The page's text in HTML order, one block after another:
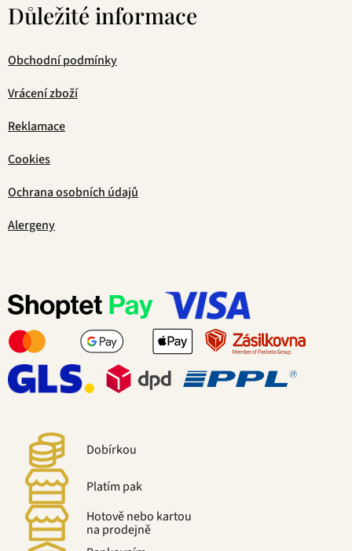
Důležité informace
Obchodní podmínky
Vrácení zboží
Reklamace
Cookies
Ochrana osobních údajů
Alergeny
Dobírkou
Platím pak
Hotově nebo kartou
na prodejně